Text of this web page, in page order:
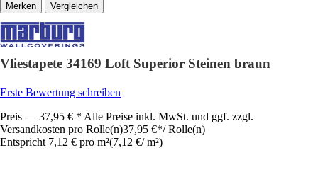
Vergleichen
Vliestapete 34169 Loft Superior Steinen braun
Erste Bewertung schreiben
Preis — 37,95 € * Alle Preise inkl. MwSt. und ggf. zzgl.
Versandkosten pro Rolle(n)37,95 €*/ Rolle(n)
Entspricht 7,12 € pro m²(7,12 €/ m²)